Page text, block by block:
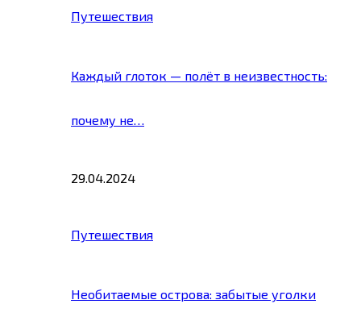
Путешествия
Каждый глоток — полёт в неизвестность:
почему не…
29.04.2024
Путешествия
Необитаемые острова: забытые уголки